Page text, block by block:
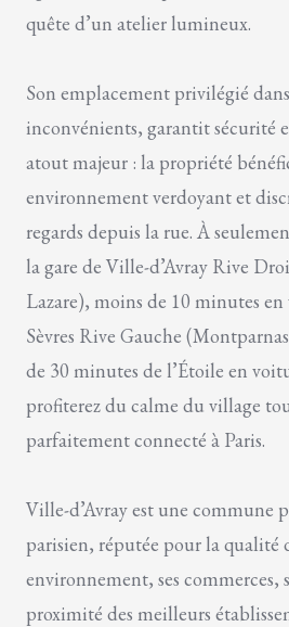
quête d’un atelier lumineux.
Son emplacement privilégié
inconvénients, garantit sécurité
atout majeur : la propriété
environnement verdoyant et
regards depuis la rue. À
la gare de Ville-d’Avray Rive
Lazare), moins de 10 minutes
Sèvres Rive Gauche
de 30 minutes de l’Étoile en
profiterez du calme du village
parfaitement connecté à Paris.
Ville-d’Avray est une commune
parisien, réputée pour la qualité
environnement, ses commerces,
proximité des meilleurs